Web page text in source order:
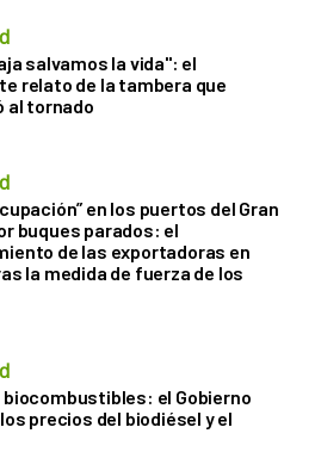
salvamos la vida": el
relato de la tambera que
al tornado
en los puertos del Gran
buques parados: el
de las exportadoras en
la medida de fuerza de los
biocombustibles: el Gobierno
precios del biodiésel y el